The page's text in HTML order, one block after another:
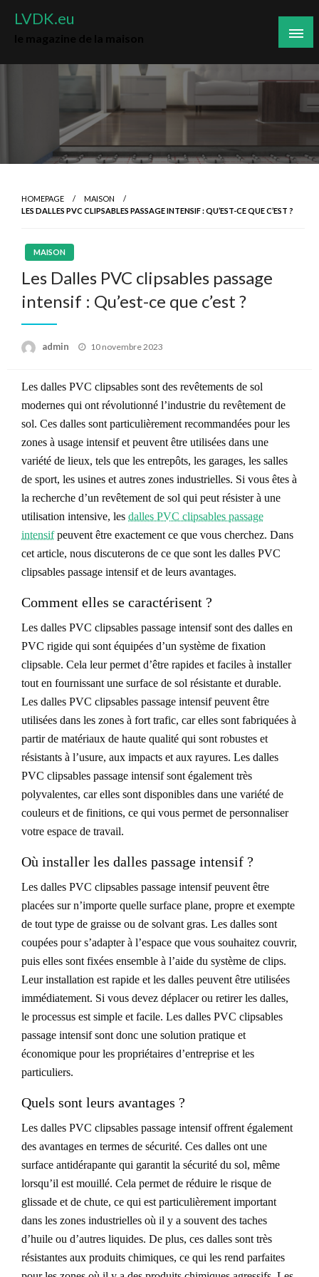
LVDK.eu
HOMEPAGE
MAISON
LES DALLES PVC CLIPSABLES PASSAGE INTENSIF : QU’EST-CE QUE C’EST ?
MAISON
Les Dalles PVC clipsables passage
intensif : Qu’est-ce que c’est ?
admin
Posted
10 novembre 2023
Les dalles PVC clipsables sont des revêtements de sol
modernes qui ont révolutionné l’industrie du revêtement de
sol. Ces dalles sont particulièrement recommandées pour les
zones à usage intensif et peuvent être utilisées dans une
variété de lieux, tels que les entrepôts, les garages, les salles
de sport, les usines et autres zones industrielles. Si vous êtes à
la recherche d’un revêtement de sol qui peut résister à une
utilisation intensive, les dalles PVC clipsables passage
intensifpeuvent être exactement ce que vous cherchez. Dans
cet article, nous discuterons de ce que sont les dalles PVC
clipsables passage intensif et de leurs avantages.
Comment elles se caractérisent ?
Les dalles PVC clipsables passage intensif sont des dalles en
PVC rigide qui sont équipées d’un système de fixation
clipsable. Cela leur permet d’être rapides et faciles à installer
tout en fournissant une surface de sol résistante et durable.
Les dalles PVC clipsables passage intensif peuvent être
utilisées dans les zones à fort trafic, car elles sont fabriquées à
partir de matériaux de haute qualité qui sont robustes et
résistants à l’usure, aux impacts et aux rayures. Les dalles
PVC clipsables passage intensif sont également très
polyvalentes, car elles sont disponibles dans une variété de
couleurs et de finitions, ce qui vous permet de personnaliser
votre espace de travail.
Où installer les dalles passage intensif ?
Les dalles PVC clipsables passage intensif peuvent être
placées sur n’importe quelle surface plane, propre et exempte
de tout type de graisse ou de solvant gras. Les dalles sont
coupées pour s’adapter à l’espace que vous souhaitez couvrir,
puis elles sont fixées ensemble à l’aide du système de clips.
Leur installation est rapide et les dalles peuvent être utilisées
immédiatement. Si vous devez déplacer ou retirer les dalles,
le processus est simple et facile. Les dalles PVC clipsables
passage intensif sont donc une solution pratique et
économique pour les propriétaires d’entreprise et les
particuliers.
Quels sont leurs avantages ?
Les dalles PVC clipsables passage intensif offrent également
des avantages en termes de sécurité. Ces dalles ont une
surface antidérapante qui garantit la sécurité du sol, même
lorsqu’il est mouillé. Cela permet de réduire le risque de
glissade et de chute, ce qui est particulièrement important
dans les zones industrielles où il y a souvent des taches
d’huile ou d’autres liquides. De plus, ces dalles sont très
résistantes aux produits chimiques, ce qui les rend parfaites